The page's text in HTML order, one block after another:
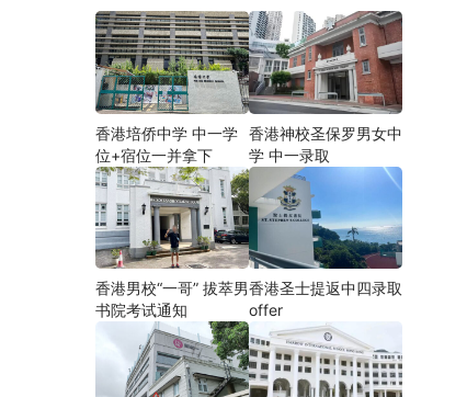
香港培侨中学 中一学
位+宿位一并拿下
香港神校圣保罗男女中
学 中一录取
香港男校“一哥” 拔萃男
书院考试通知
香港圣士提返中四录取
offer